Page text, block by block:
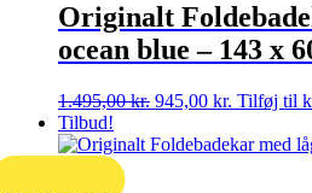
Originalt
ocean blue – 143 x
1.495,00kr. Den
pris
945,00 kr. Den
pris
Tilføj til
Tilbud!